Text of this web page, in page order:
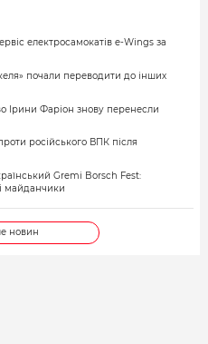
електросамокатів e-Wings за
почали переводити до інших
Ірини Фаріон знову перенесли
російського ВПК після
Gremi Borsch Fest:
майданчики
новин